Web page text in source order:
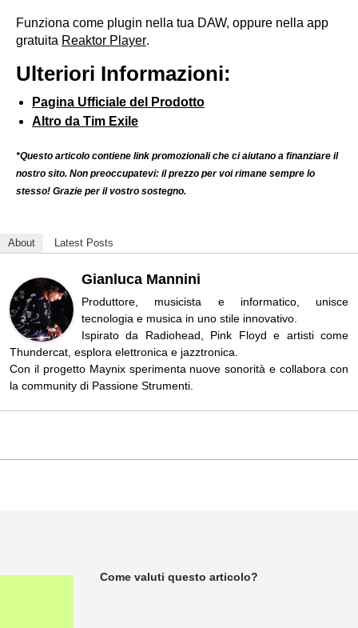
Funziona come plugin nella tua DAW, oppure nella app
gratuita Reaktor Player.
Ulteriori Informazioni:
Pagina Ufficiale del Prodotto
Altro da Tim Exile
*Questo articolo contiene link promozionali che ci aiutano a finanziare il
nostro sito. Non preoccupatevi: il prezzo per voi rimane sempre lo
stesso! Grazie per il vostro sostegno.
About Latest Posts
Gianluca Mannini
Produttore, musicista e informatico, unisce
tecnologia e musica in uno stile innovativo.
Ispirato da Radiohead, Pink Floyd e artisti come
Thundercat, esplora elettronica e jazztronica.
Con il progetto Maynix sperimenta nuove sonorità e collabora con
la community di Passione Strumenti.
Come valuti questo articolo?